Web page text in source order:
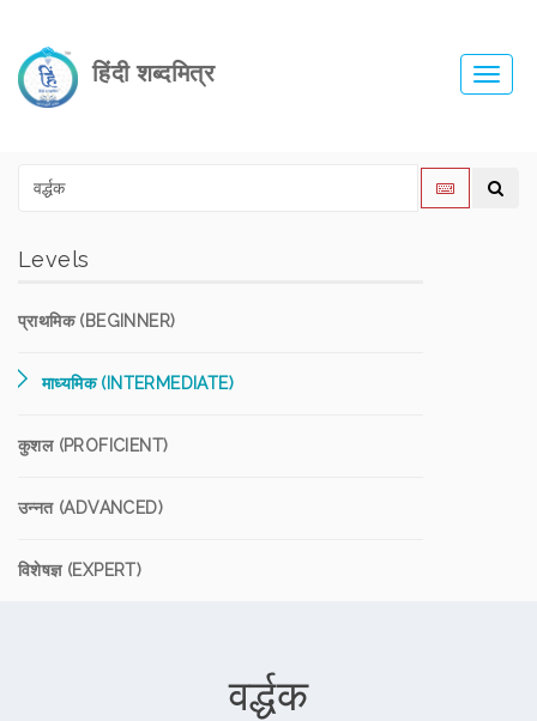
हिंदी शब्दमित्र
Levels
प्राथमिक (BEGINNER)
माध्यमिक (INTERMEDIATE)
कुशल (PROFICIENT)
उन्नत (ADVANCED)
विशेषज्ञ (EXPERT)
वर्द्धक